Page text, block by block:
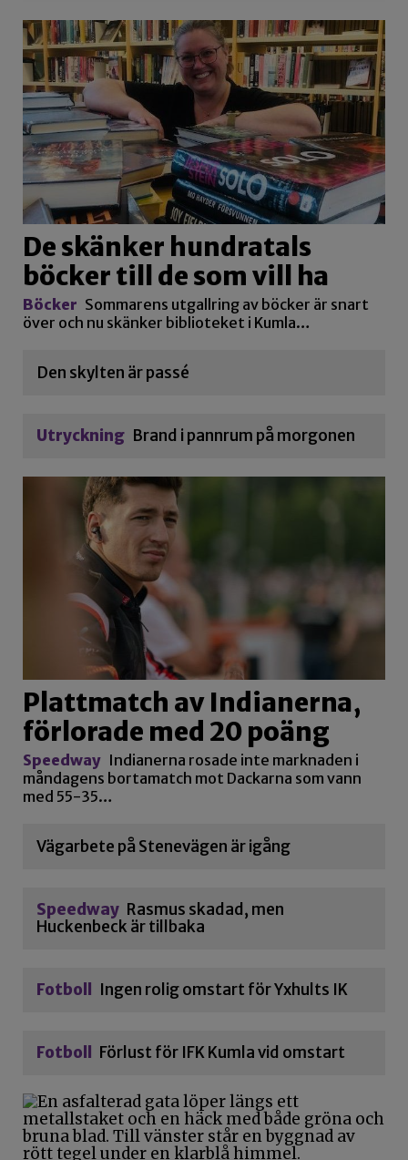
De skänker hundratals
böcker till de som vill ha
Böcker Sommarens utgallring av böcker är snart
över och nu skänker biblioteket i Kumla…
Den skylten är passé
Utryckning Brand i pannrum på morgonen
Plattmatch av Indianerna,
förlorade med 20 poäng
Speedway Indianerna rosade inte marknaden i
måndagens bortamatch mot Dackarna som vann
med 55-35…
Vägarbete på Stenevägen är igång
Speedway Rasmus skadad, men
Huckenbeck är tillbaka
Fotboll Ingen rolig omstart för Yxhults IK
Fotboll Förlust för IFK Kumla vid omstart